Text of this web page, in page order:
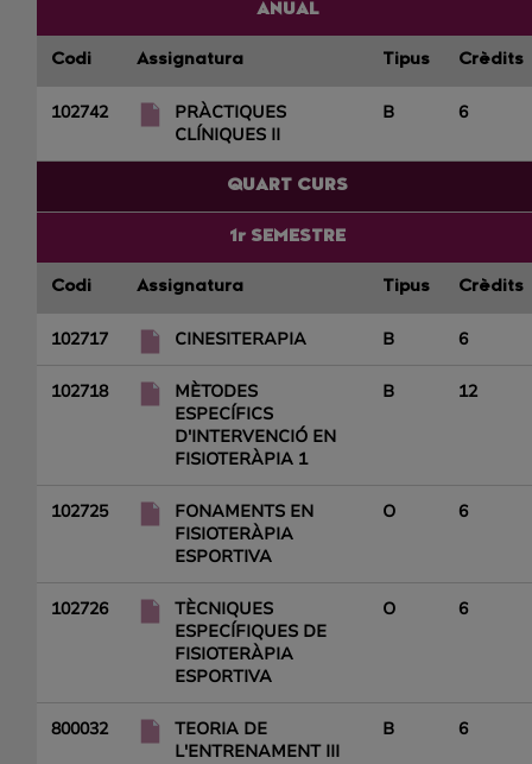
ANUAL
Codi Assignatura Tipus Crèdits
102742
PRÀCTIQUES
CLÍNIQUES II
B 6
QUART CURS
1r SEMESTRE
Codi Assignatura Tipus Crèdits
102717 CINESITERAPIA B 6
102718
MÈTODES
ESPECÍFICS
D'INTERVENCIÓ EN
FISIOTERÀPIA 1
B 12
102725
FONAMENTS EN
FISIOTERÀPIA
ESPORTIVA
O 6
102726
TÈCNIQUES
ESPECÍFIQUES DE
FISIOTERÀPIA
ESPORTIVA
O 6
800032
TEORIA DE
L'ENTRENAMENT III
B 6